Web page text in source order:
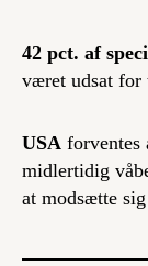
42 pct. af
været udsat for
USA forventes
midlertidig
at modsætte